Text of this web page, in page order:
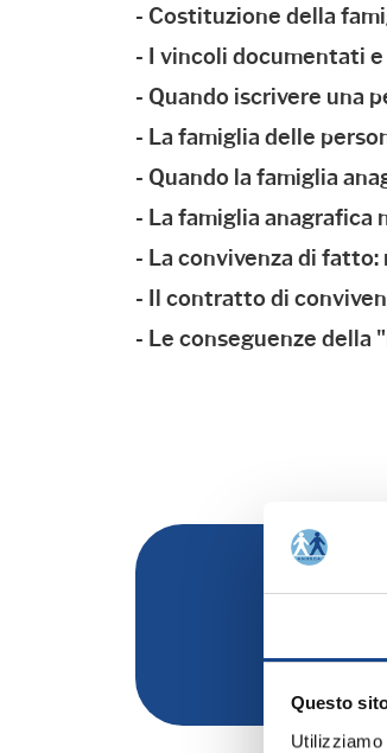
Questo
- Costituzione della
- I vincoli documentati
- Quando iscrivere una
- La famiglia delle
- Quando la famiglia
- La famiglia anagrafica
- La convivenza di
- Il contratto di
- Le conseguenze
Rinnovo